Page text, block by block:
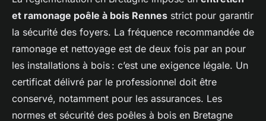
et ramonage poêle à bois Rennes strict pour garantir
la sécurité des foyers. La fréquence recommandée de
ramonage et nettoyage est de deux fois par an pour
les installations à bois : c’est une exigence légale. Un
certificat délivré par le professionnel doit être
conservé, notamment pour les assurances. Les
normes et sécurité des poêles à bois en Bretagne